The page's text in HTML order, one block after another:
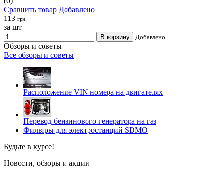
Сравнить товар Добавлено
113 грн.
за шт
В корзину Добавлено
Обзоры и советы
Все обзоры и советы
Расположение VIN номера на двигателях
Перевод бензинового генератора на газ
Фильтры для электростанций SDMO
Будьте в курсе!
Новости, обзоры и акции